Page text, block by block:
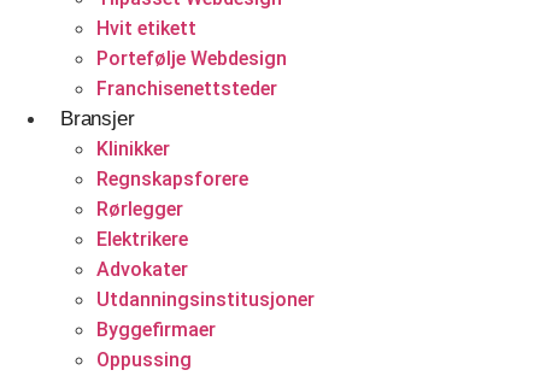
Hvit etikett
Portefølje Webdesign
Franchisenettsteder
Bransjer
Klinikker
Regnskapsforere
Rørlegger
Elektrikere
Advokater
Utdanningsinstitusjoner
Byggefirmaer
Oppussing
Nettdesignkonsulent
E-handelsløsning
Woocommerce Nettbutikk
Shopify utvikling
WooCommerce utvikling
Betjener
Klinikker